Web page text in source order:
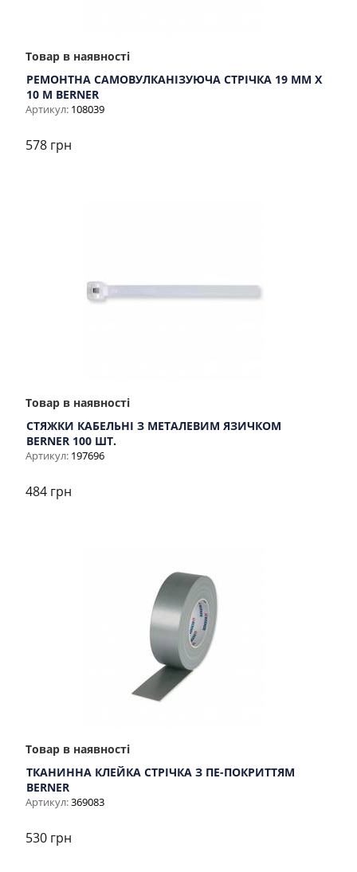
Товар в наявності
РЕМОНТНА САМОВУЛКАНІЗУЮЧА СТРІЧКА 19 ММ Х
10 М BERNER
Артикул: 108039
578 грн
Товар в наявності
СТЯЖКИ КАБЕЛЬНІ З МЕТАЛЕВИМ ЯЗИЧКОМ
BERNER 100 ШТ.
Артикул: 197696
484 грн
Товар в наявності
ТКАНИННА КЛЕЙКА СТРІЧКА З ПЕ-ПОКРИТТЯМ
BERNER
Артикул:369083
530 грн